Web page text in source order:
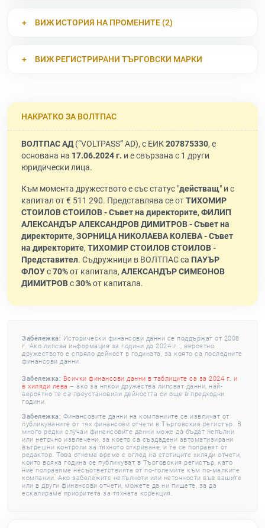
ВИЖ ИСТОРИЯ НА ПРОМЕНИТЕ (2)
ВИЖ РЕГИСТРИРАНИ ТЪРГОВСКИ МАРКИ
НАКРАТКО ЗА ВОЛТПАС
ВОЛТПАС АД(“VOLTPASS” AD), с ЕИК207875330, е
основана на 17.06.2024 г. и е свързана с 1 други
юридически лица.
Към момента дружеството е със статус "действащ" и с
капитал от € 511 290. Представлява се отТИХОМИР
СТОИЛОВ СТОИЛОВ - Съвет на директорите, ФИЛИП
АЛЕКСАНДЪР АЛЕКСАНДРОВ ДИМИТРОВ - Съвет на
директорите, ЗОРНИЦА НИКОЛАЕВА КОЛЕВА - Съвет
на директорите, ТИХОМИР СТОИЛОВ СТОИЛОВ -
Представител. Съдружници в ВОЛТПАС са ПАУЪР
ФЛОУс70%от капитала, АЛЕКСАНДЪР СИМЕОНОВ
ДИМИТРОВс30%от капитала.
Забележка: Исторически финансови данни се поддържат от 2008
г. Ако липсва информация за години до 2024 г. , вероятно
дружеството е спряло дейност в годината, за която са последните
финансови данни.
Забележка: Всички финансови данни в таблиците са за 2024 г. и
в хиляди лева – ако за някои дружества липсват данни, най-
вероятно те са преустановили дейността си още в предходни
години.
Забележка: Финансовите данни на компаниите се извличат от
публикуваните от тях финансови отчети в Търговския регистър. В
много редки случаи финансовите данни може да бъдат непълни
или неточно извлечени, за което са създадени автоматизирани
вътрешни контроли за тяхното откриване, и те се поправят от
редактор. Това отнема време с оглед на стотиците хиляди отчети,
които всяка година се публикуват в Търговския регистър, като
ние поправяме несъответствията от по-големите към по-малките
компании. Ако забележите непълноти или неточности във вашите
или в други финансови отчети, можете да ни пишете, за да
ескалираме приоритета за тяхната корекция.